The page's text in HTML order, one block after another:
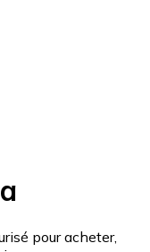
pour acheter,